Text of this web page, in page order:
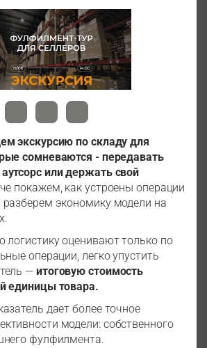
экскурсию по складу для
сомневаются - передавать
или держать свой
покажем, как устроены операции
экономику модели на
логистику оценивают только по
операции, легко упустить
— итоговую стоимость
единицы товара.
дает более точное
модели: собственного
фулфилмента.